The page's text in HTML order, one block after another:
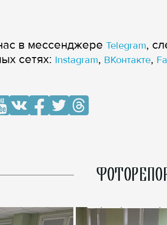
в мессенджере Telegram,
сетях: Instagram, ВКонтакте,